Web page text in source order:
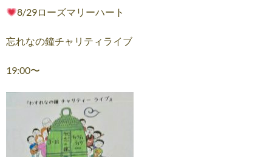
8/29ローズマリーハート
忘れなの鐘チャリティライブ
19:00〜